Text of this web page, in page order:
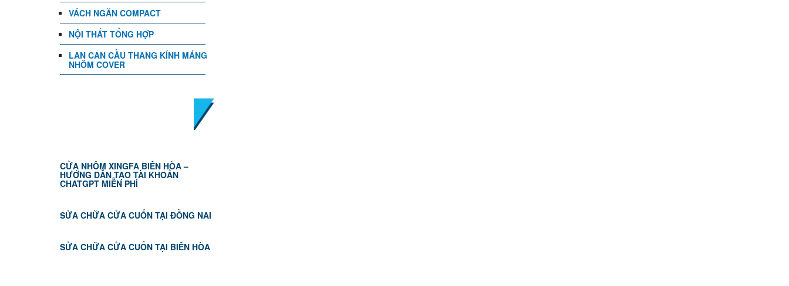
VÁCH NGĂN COMPACT
NỘI THẤT TỔNG HỢP
LAN CAN CẦU THANG KÍNH MÁNG
NHÔM COVER
CỬA NHÔM XINGFA BIÊN HÒA –
HƯỚNG DẪN TẠO TÀI KHOẢN
CHATGPT MIỄN PHÍ
SỬA CHỮA CỬA CUỐN TẠI ĐỒNG NAI
SỬA CHỮA CỬA CUỐN TẠI BIÊN HÒA